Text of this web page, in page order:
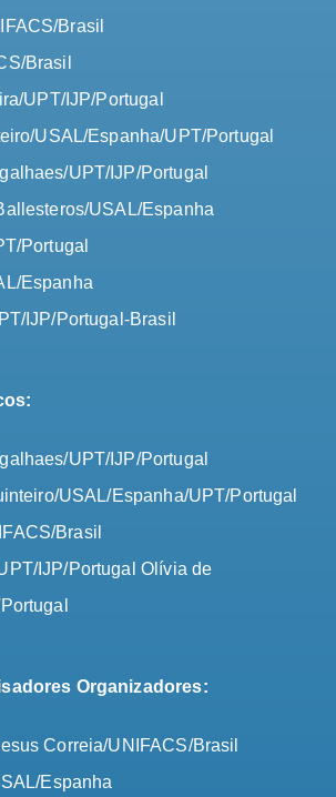
Brasil
Brasil
UPT/IJP/Portugal
USAL/Espanha/UPT/Portugal
UPT/IJP/Portugal
USAL/Espanha
Portugal
Espanha
IJP/Portugal-Brasil
UPT/IJP/Portugal
USAL/Espanha/UPT/Portugal
Brasil
IJP/Portugal Olívia de
Organizadores:
Correia/UNIFACS/Brasil
Espanha